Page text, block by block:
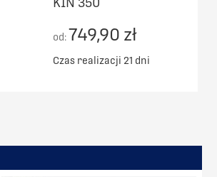
od: 749,90 zł
Czas realizacji 21 dni